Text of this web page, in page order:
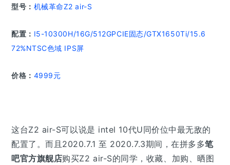
型号： 机械革命Z2 air-S
配置： I5-10300H/16G/512GPCIE固态/GTX1650Ti/15.6
72%NTSC色域 IPS屏
价格： 4999元
这台Z2 air-S可以说是 intel 10代U同价位中最无敌的
配置了。而且 2020.7.1 至 2020.7.3期间，在拼多多笔
吧官方旗舰店购买Z2 air-S的同学，收藏、加购、晒图